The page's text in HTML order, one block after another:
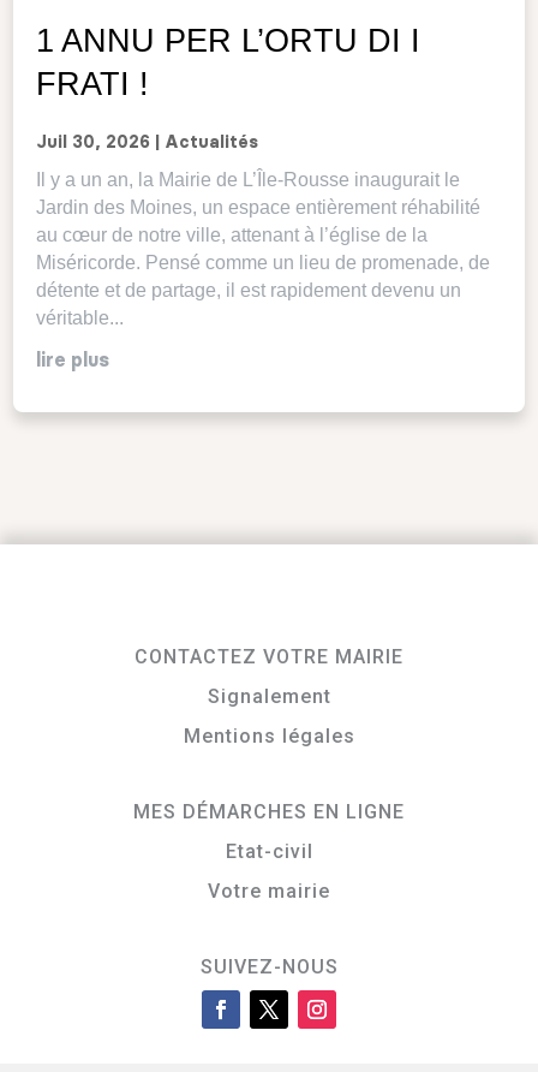
1 ANNU PER L’ORTU DI I
FRATI !
Juil 30, 2026 Actualités
Il y a un an, la Mairie de L’Île-Rousse inaugurait le
Jardin des Moines, un espace entièrement réhabilité
au cœur de notre ville, attenant à l’église de la
Miséricorde. Pensé comme un lieu de promenade, de
détente et de partage, il est rapidement devenu un
véritable...
lire plus
CONTACTEZ VOTRE MAIRIE
Signalement
Mentions légales
MES DÉMARCHES EN LIGNE
Etat-civil
Votre mairie
SUIVEZ-NOUS